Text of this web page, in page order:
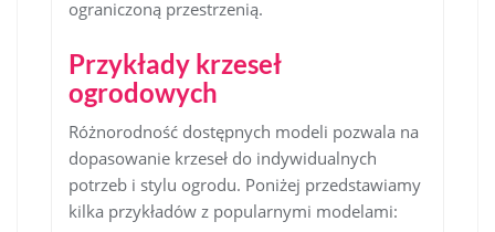
ograniczoną przestrzenią.
Przykłady krzeseł
ogrodowych
Różnorodność dostępnych modeli pozwala na
dopasowanie krzeseł do indywidualnych
potrzeb i stylu ogrodu. Poniżej przedstawiamy
kilka przykładów z popularnymi modelami: